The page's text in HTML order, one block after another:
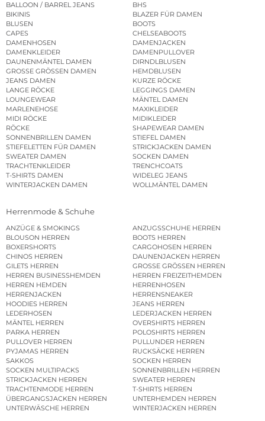
BALLOON / BARREL JEANS
BHS
BIKINIS
BLAZER FÜR DAMEN
BLUSEN
BOOTS
CAPES
CHELSEABOOTS
DAMENHOSEN
DAMENJACKEN
DAMENKLEIDER
DAMENPULLOVER
DAUNENMÄNTEL DAMEN
DIRNDLBLUSEN
GROSSE GRÖSSEN DAMEN
HEMDBLUSEN
JEANS DAMEN
KURZE RÖCKE
LANGE RÖCKE
LEGGINGS DAMEN
LOUNGEWEAR
MÄNTEL DAMEN
MARLENEHOSE
MAXIKLEIDER
MIDI RÖCKE
MIDIKLEIDER
RÖCKE
SHAPEWEAR DAMEN
SONNENBRILLEN DAMEN
STIEFEL DAMEN
STIEFELETTEN FÜR DAMEN
STRICKJACKEN DAMEN
SWEATER DAMEN
SOCKEN DAMEN
TRACHTENKLEIDER
TRENCHCOATS
T-SHIRTS DAMEN
WIDELEG JEANS
WINTERJACKEN DAMEN
WOLLMÄNTEL DAMEN
Herrenmode & Schuhe
ANZÜGE & SMOKINGS
ANZUGSSCHUHE HERREN
BLOUSON HERREN
BOOTS HERREN
BOXERSHORTS
CARGOHOSEN HERREN
CHINOS HERREN
DAUNENJACKEN HERREN
GILETS HERREN
GROSSE GRÖSSEN HERREN
HERREN BUSINESSHEMDEN
HERREN FREIZEITHEMDEN
HERREN HEMDEN
HERRENHOSEN
HERRENJACKEN
HERRENSNEAKER
HOODIES HERREN
JEANS HERREN
LEDERHOSEN
LEDERJACKEN HERREN
MÄNTEL HERREN
OVERSHIRTS HERREN
PARKA HERREN
POLOSHIRTS HERREN
PULLOVER HERREN
PULLUNDER HERREN
PYJAMAS HERREN
RUCKSÄCKE HERREN
SAKKOS
SOCKEN HERREN
SOCKEN MULTIPACKS
SONNENBRILLEN HERREN
STRICKJACKEN HERREN
SWEATER HERREN
TRACHTENMODE HERREN
T-SHIRTS HERREN
ÜBERGANGSJACKEN HERREN
UNTERHEMDEN HERREN
UNTERWÄSCHE HERREN
WINTERJACKEN HERREN